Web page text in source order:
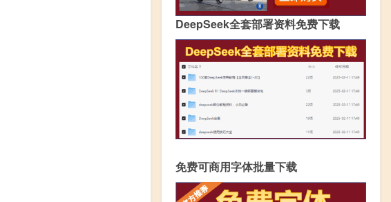
DeepSeek全套部署资料免费下载
免费可商用字体批量下载